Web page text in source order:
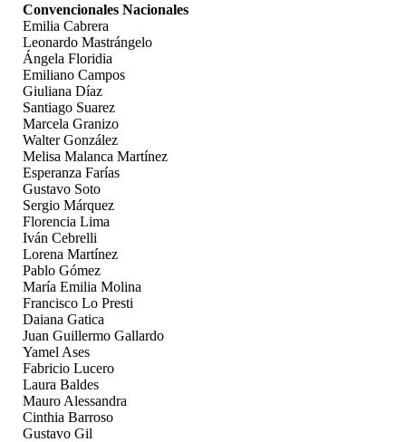
Convencionales Nacionales
Emilia Cabrera
Leonardo Mastrángelo
Ángela Floridia
Emiliano Campos
Giuliana Díaz
Santiago Suarez
Marcela Granizo
Walter González
Melisa Malanca Martínez
Esperanza Farías
Gustavo Soto
Sergio Márquez
Florencia Lima
Iván Cebrelli
Lorena Martínez
Pablo Gómez
María Emilia Molina
Francisco Lo Presti
Daiana Gatica
Juan Guillermo Gallardo
Yamel Ases
Fabricio Lucero
Laura Baldes
Mauro Alessandra
Cinthia Barroso
Gustavo Gil